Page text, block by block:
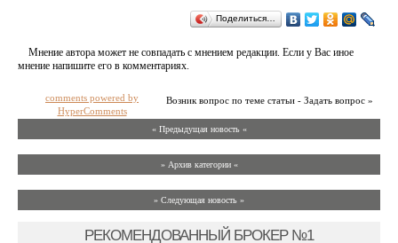
Поделиться…
Мнение автора может не совпадать с мнением редакции. Если у Вас иное
мнение напишите его в комментариях.
Возник вопрос по теме статьи - Задать вопрос »
comments powered by
HyperComments
« Предыдущая новость «
» Архив категории «
» Следующая новость »
РЕКОМЕНДОВАННЫЙ БРОКЕР №1